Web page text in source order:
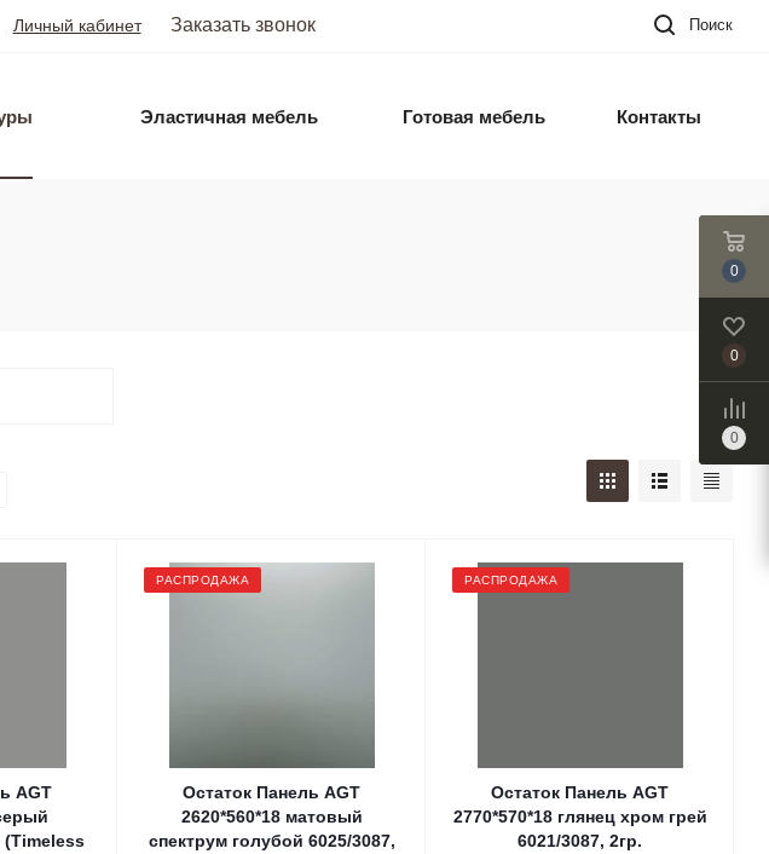
Личный кабинет Заказать звонок Поиск
Эластичная мебель Готовая мебель Контакты
AGT
(Timeless
РАСПРОДАЖА
Остаток Панель AGT
2620*560*18 матовый
спектрум голубой 6025/3087,
РАСПРОДАЖА
Остаток Панель AGT
2770*570*18 глянец хром грей
6021/3087, 2гр.
0
0
0